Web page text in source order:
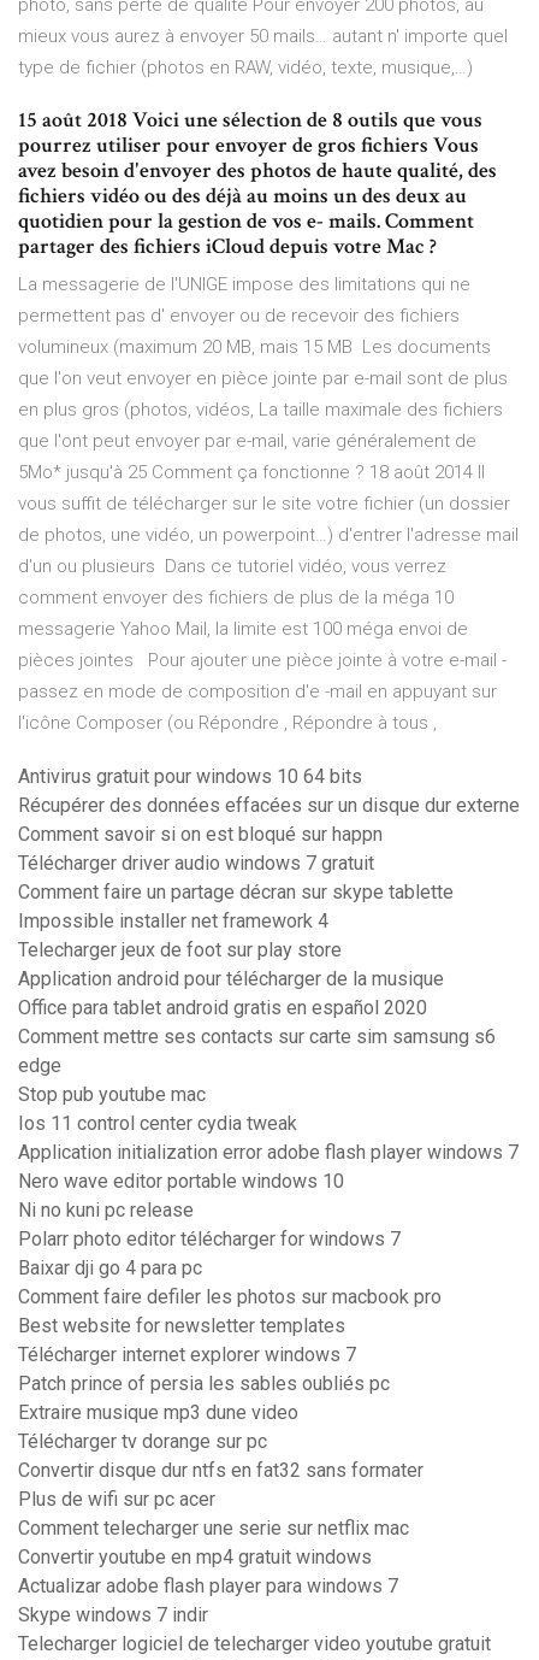
photo, sans perte de qualité Pour envoyer 200 photos, au
mieux vous aurez à envoyer 50 mails… autant n' importe quel
type de fichier (photos en RAW, vidéo, texte, musique,…)
15 août 2018 Voici une sélection de 8 outils que vous
pourrez utiliser pour envoyer de gros fichiers Vous
avez besoin d'envoyer des photos de haute qualité, des
fichiers vidéo ou des déjà au moins un des deux au
quotidien pour la gestion de vos e- mails. Comment
partager des fichiers iCloud depuis votre Mac ?
La messagerie de l'UNIGE impose des limitations qui ne
permettent pas d' envoyer ou de recevoir des fichiers
volumineux (maximum 20 MB, mais 15 MB Les documents
que l'on veut envoyer en pièce jointe par e-mail sont de plus
en plus gros (photos, vidéos, La taille maximale des fichiers
que l'ont peut envoyer par e-mail, varie généralement de
5Mo* jusqu'à 25 Comment ça fonctionne ? 18 août 2014 Il
vous suffit de télécharger sur le site votre fichier (un dossier
de photos, une vidéo, un powerpoint…) d'entrer l'adresse mail
d'un ou plusieurs Dans ce tutoriel vidéo, vous verrez
comment envoyer des fichiers de plus de la méga 10
messagerie Yahoo Mail, la limite est 100 méga envoi de
pièces jointes Pour ajouter une pièce jointe à votre e-mail -
passez en mode de composition d'e -mail en appuyant sur
l'icône Composer (ou Répondre , Répondre à tous ,
Antivirus gratuit pour windows 10 64 bits
Récupérer des données effacées sur un disque dur externe
Comment savoir si on est bloqué sur happn
Télécharger driver audio windows 7 gratuit
Comment faire un partage décran sur skype tablette
Impossible installer net framework 4
Telecharger jeux de foot sur play store
Application android pour télécharger de la musique
Office para tablet android gratis en español 2020
Comment mettre ses contacts sur carte sim samsung s6
edge
Stop pub youtube mac
Ios 11 control center cydia tweak
Application initialization error adobe flash player windows 7
Nero wave editor portable windows 10
Ni no kuni pc release
Polarr photo editor télécharger for windows 7
Baixar dji go 4 para pc
Comment faire defiler les photos sur macbook pro
Best website for newsletter templates
Télécharger internet explorer windows 7
Patch prince of persia les sables oubliés pc
Extraire musique mp3 dune video
Télécharger tv dorange sur pc
Convertir disque dur ntfs en fat32 sans formater
Plus de wifi sur pc acer
Comment telecharger une serie sur netflix mac
Convertir youtube en mp4 gratuit windows
Actualizar adobe flash player para windows 7
Skype windows 7 indir
Telecharger logiciel de telecharger video youtube gratuit